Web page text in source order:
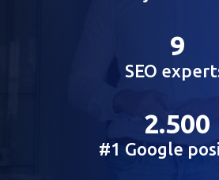
9
SEO
2.500
#1 Google